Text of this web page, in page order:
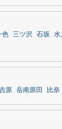
色 三ツ沢 石坂 水
原 岳南原田 比奈